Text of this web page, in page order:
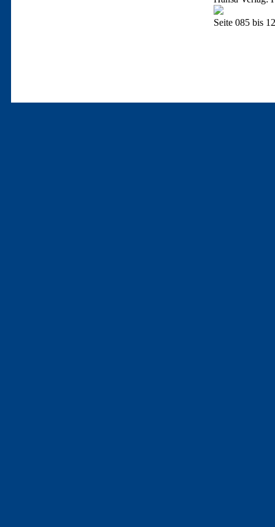
Seite 085 bis